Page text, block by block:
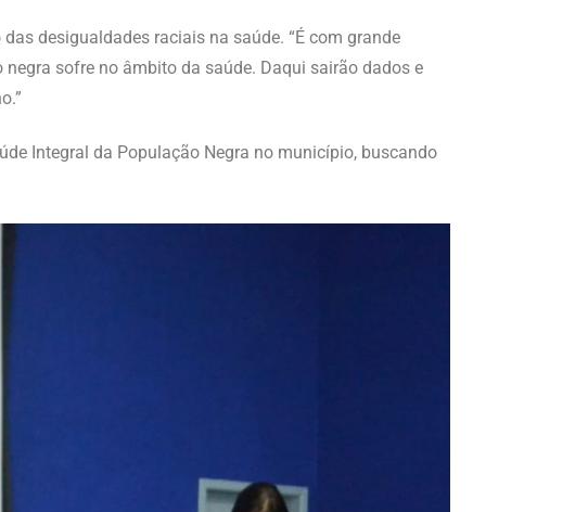
desigualdades raciais na saúde. “É com grande
sofre no âmbito da saúde. Daqui sairão dados e
Integral da População Negra no município, buscando